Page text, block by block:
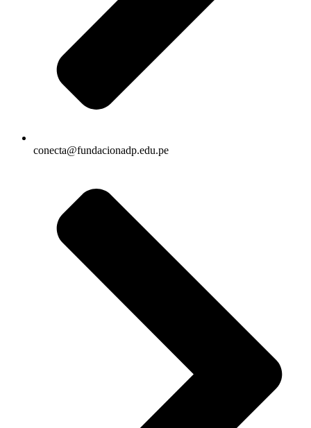
conecta@fundacionadp.edu.pe